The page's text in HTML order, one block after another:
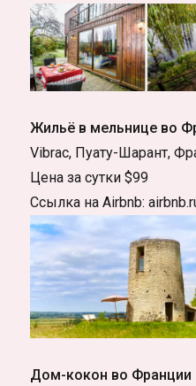
Жильё в мельнице во
Vibrac, Пуату-Шарант,
Цена за сутки $99
Ссылка на Airbnb:
Дом-кокон во Франции